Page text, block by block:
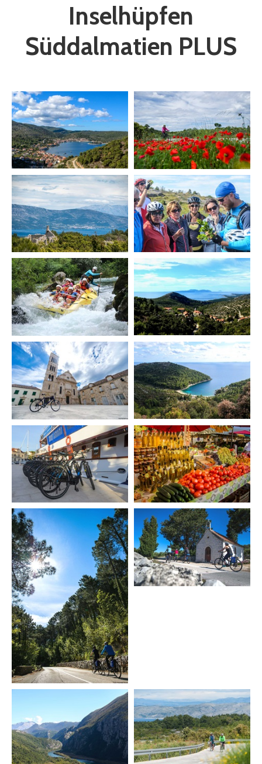
Inselhüpfen
Süddalmatien PLUS